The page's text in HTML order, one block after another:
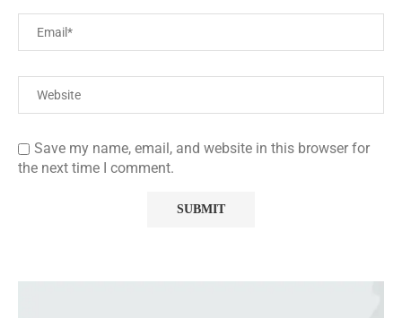
Save my name, email, and website in this browser for
the next time I comment.